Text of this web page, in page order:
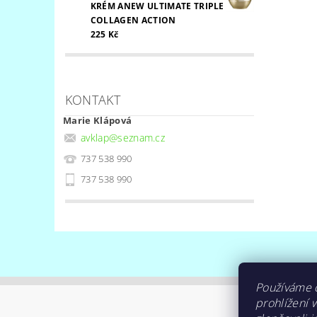
KRÉM ANEW ULTIMATE TRIPLE
COLLAGEN ACTION
225 Kč
KONTAKT
Marie Klápová
avklap@seznam.cz
737 538 990
737 538 990
prohlížení